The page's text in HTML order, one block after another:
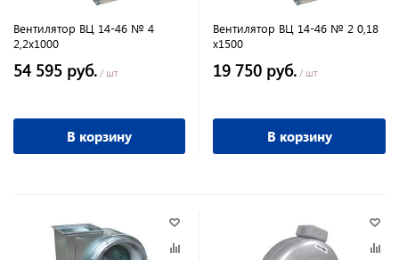
Вентилятор ВЦ 14-46 № 4
2,2х1000
54 595 руб. / шт
В корзину
Вентилятор ВЦ 14-46 № 2 0,18
х1500
19 750 руб. / шт
В корзину